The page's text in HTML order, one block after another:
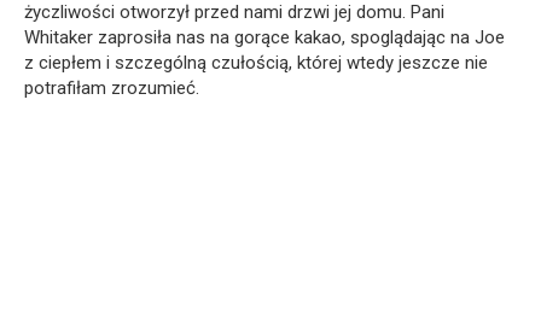
życzliwości otworzył przed nami drzwi jej domu. Pani
Whitaker zaprosiła nas na gorące kakao, spoglądając na Joe
z ciepłem i szczególną czułością, której wtedy jeszcze nie
potrafiłam zrozumieć.